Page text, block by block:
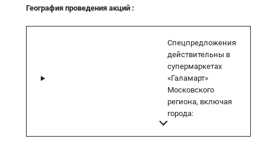
География проведения акций :
Спецпредложения
действительны в
супермаркетах
«Галамарт»
Московского
региона, включая
города: